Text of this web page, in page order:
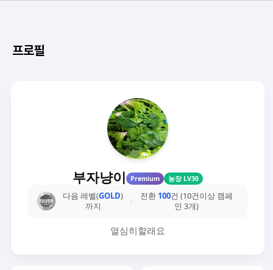
프로필
부자냥이 Premium 농장 LV30
다음 레벨(GOLD)
까지
전환 100건 (10건이상 캠페
인 3개)
열심히할래요